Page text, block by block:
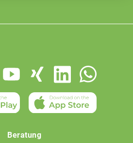
Beratung